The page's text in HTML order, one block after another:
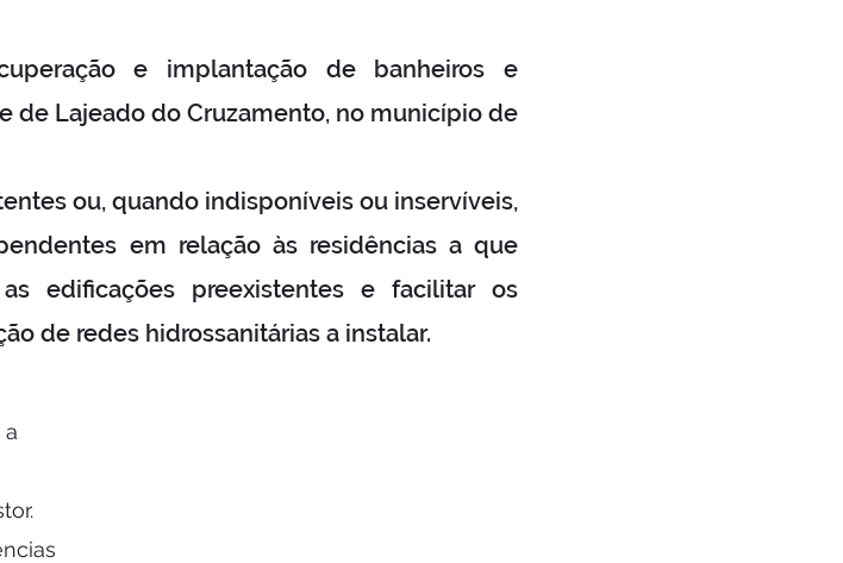
e implantação de banheiros e
de Lajeado do Cruzamento, no município de
ou, quando indisponíveis ou inservíveis,
em relação às residências a que
edificações preexistentes e facilitar os
de redes hidrossanitárias a instalar.
a